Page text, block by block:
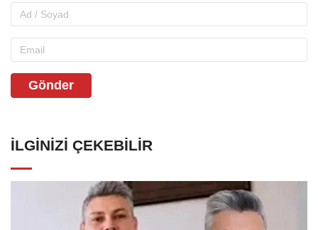
Gönder
İLGINIZI ÇEKEBILIR